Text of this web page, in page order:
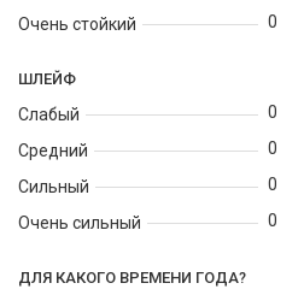
Очень стойкий
0
ШЛЕЙФ
Слабый
Средний
Сильный
Очень сильный
0
0
0
0
ДЛЯ КАКОГО ВРЕМЕНИ ГОДА?